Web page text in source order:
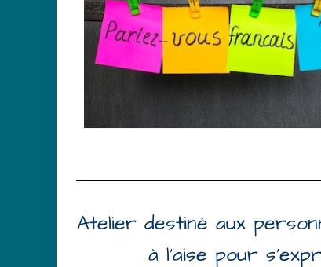
Atelier destiné aux
à l’aise pour